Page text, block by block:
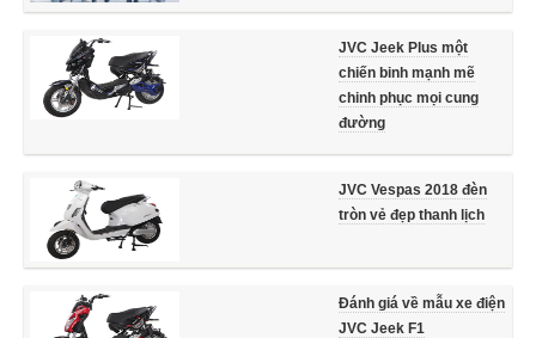
JVC Jeek Plus một
chiến binh mạnh mẽ
chinh phục mọi cung
đường
JVC Vespas 2018 đèn
tròn vẻ đẹp thanh lịch
Đánh giá về mẫu xe điện
JVC Jeek F1